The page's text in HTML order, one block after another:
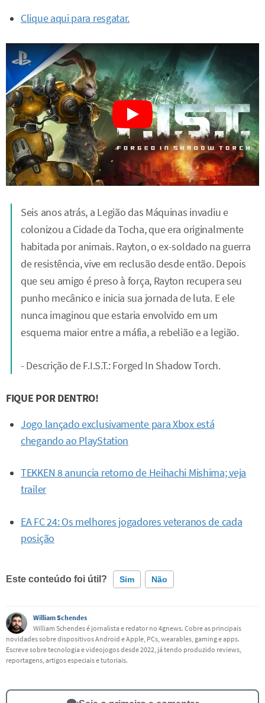
Clique aqui para resgatar.
Seis anos atrás, a Legião das Máquinas invadiu e
colonizou a Cidade da Tocha, que era originalmente
habitada por animais. Rayton, o ex-soldado na guerra
de resistência, vive em reclusão desde então. Depois
que seu amigo é preso à força, Rayton recupera seu
punho mecânico e inicia sua jornada de luta. E ele
nunca imaginou que estaria envolvido em um
esquema maior entre a máfia, a rebelião e a legião.
- Descrição de F.I.S.T.: Forged In Shadow Torch.
FIQUE POR DENTRO!
Jogo lançado exclusivamente para Xbox está
chegando ao PlayStation
TEKKEN 8 anuncia retorno de Heihachi Mishima; veja
trailer
EA FC 24: Os melhores jogadores veteranos de cada
posição
Este conteúdo foi útil? Sim Não
Este conteúdo contém informação incorreta
Este conteúdo não tem a informação que procuro
Outro
William Schendes
William Schendes é jornalista e redator no 4gnews. Cobre as principais
novidades sobre dispositivos Android e Apple, PCs, wearables, gaming e apps.
Escreve sobre tecnologia e videojogos desde 2022, já tendo produzido reviews,
reportagens, artigos especiais e tutoriais.